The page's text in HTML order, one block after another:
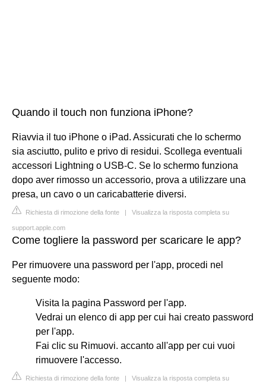
Quando il touch non funziona iPhone?
Riavvia il tuo iPhone o iPad. Assicurati che lo schermo
sia asciutto, pulito e privo di residui. Scollega eventuali
accessori Lightning o USB-C. Se lo schermo funziona
dopo aver rimosso un accessorio, prova a utilizzare una
presa, un cavo o un caricabatterie diversi.
Richiesta di rimozione della fonte | Visualizza la risposta completa su
support.apple.com
Come togliere la password per scaricare le app?
Per rimuovere una password per l'app, procedi nel
seguente modo:
Visita la pagina Password per l'app.
Vedrai un elenco di app per cui hai creato password
per l'app.
Fai clic su Rimuovi. accanto all'app per cui vuoi
rimuovere l'accesso.
Richiesta di rimozione della fonte | Visualizza la risposta completa su